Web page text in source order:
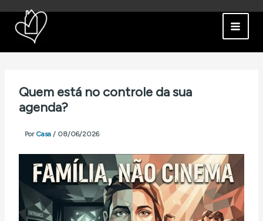
para
conteúdo
Quem está no controle da sua
agenda?
Por Casa/ 08/06/2026